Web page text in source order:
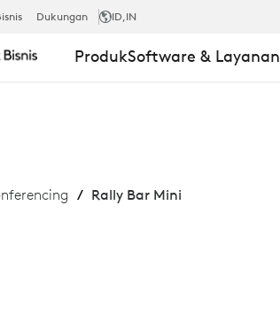
Dukungan ID,IN
ProdukSoftware & Layanan
Rally Bar Mini